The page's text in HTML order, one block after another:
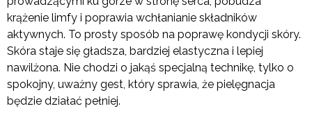
krążenie limfy i poprawia wchłanianie składników
aktywnych. To prosty sposób na poprawę kondycji skóry.
Skóra staje się gładsza, bardziej elastyczna i lepiej
nawilżona. Nie chodzi o jakąś specjalną technikę, tylko o
spokojny, uważny gest, który sprawia, że pielęgnacja
będzie działać pełniej.